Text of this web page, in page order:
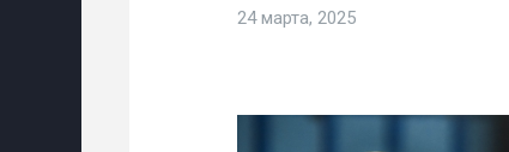
24 марта, 2025